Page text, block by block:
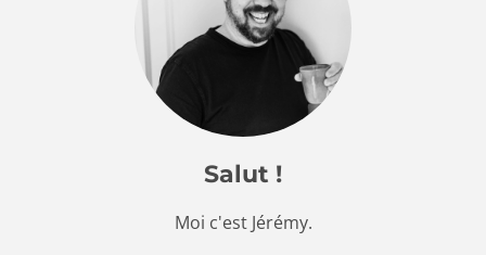
Salut !
Moi c'est Jérémy.